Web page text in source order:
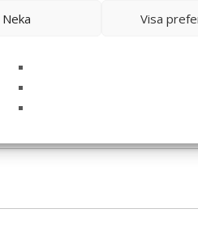
Neka Visa
– 1,5 kg – Royal